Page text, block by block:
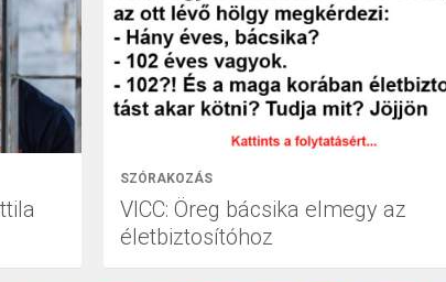
SZÓRAKOZÁS
VICC: Öreg bácsika elmegy az
életbiztosítóhoz